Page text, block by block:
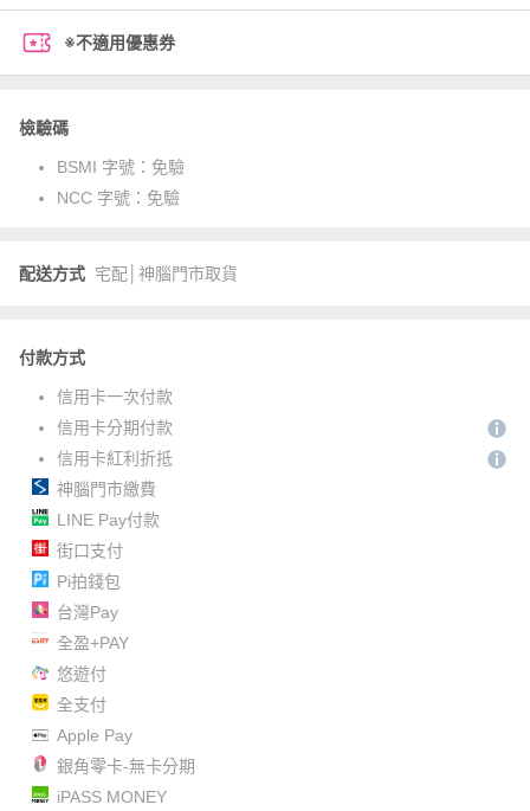
※不適用優惠券
檢驗碼
BSMI 字號： 免驗
NCC 字號： 免驗
配送方式 宅配│神腦門市取貨
付款方式
信用卡一次付款
信用卡分期付款
信用卡紅利折抵
神腦門市繳費
LINE Pay付款
街口支付
Pi拍錢包
台灣Pay
全盈+PAY
悠遊付
全支付
Apple Pay
銀角零卡-無卡分期
iPASS MONEY